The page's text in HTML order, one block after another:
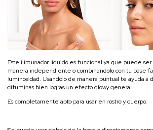
Este ilimunador liquido es funcional ya que puede ser
manera independiente o combinandolo con tu base
luminosidad. Usandolo de manera puntual te ayuda a
difuminas bien logras un efecto glowy general.
Es completamente apto para usar en rostro y cuerpo.